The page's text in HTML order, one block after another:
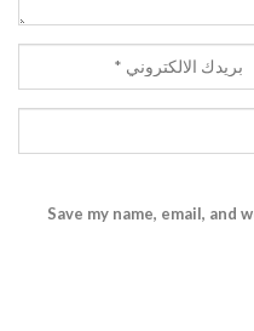
Save my name, email,